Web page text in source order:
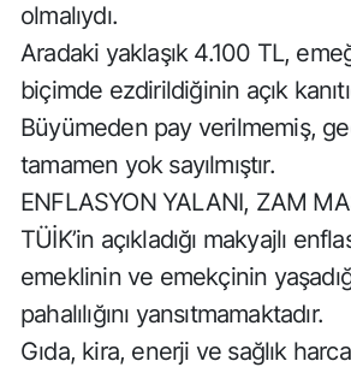
olmalıydı.
Aradaki yaklaşık 4.100 TL,
biçimde ezdirildiğinin açık
Büyümeden pay verilmemiş,
tamamen yok sayılmıştır.
ENFLASYON YALANI, ZAM
TÜİK’in açıkladığı makyajlı
emeklinin ve emekçinin
pahalılığını yansıtmamaktadır.
Gıda, kira, enerji ve sağlık